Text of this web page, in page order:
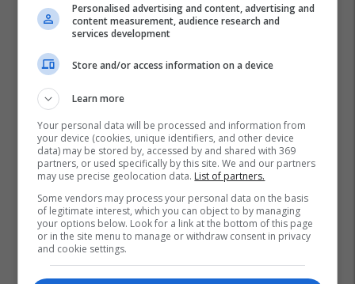
Lumir Abdixhiku Presidenti I Kosovës
Personalised advertising and content, advertising and
content measurement, audience research and
services development
Store and/or access information on a device
Learn more
Your personal data will be processed and information from
your device (cookies, unique identifiers, and other device
data) may be stored by, accessed by and shared with 369
partners, or used specifically by this site. We and our partners
may use precise geolocation data. List of partners.
Some vendors may process your personal data on the basis
of legitimate interest, which you can object to by managing
your options below. Look for a link at the bottom of this page
or in the site menu to manage or withdraw consent in privacy
and cookie settings.